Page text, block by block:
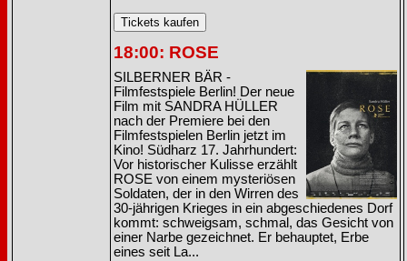
18:00: ROSE
SILBERNER BÄR -
Filmfestspiele Berlin! Der neue
Film mit SANDRA HÜLLER
nach der Premiere bei den
Filmfestspielen Berlin jetzt im
Kino! Südharz 17. Jahrhundert:
Vor historischer Kulisse erzählt
ROSE von einem mysteriösen
Soldaten, der in den Wirren des
30-jährigen Krieges in ein abgeschiedenes Dorf
kommt: schweigsam, schmal, das Gesicht von
einer Narbe gezeichnet. Er behauptet, Erbe
eines seit La...